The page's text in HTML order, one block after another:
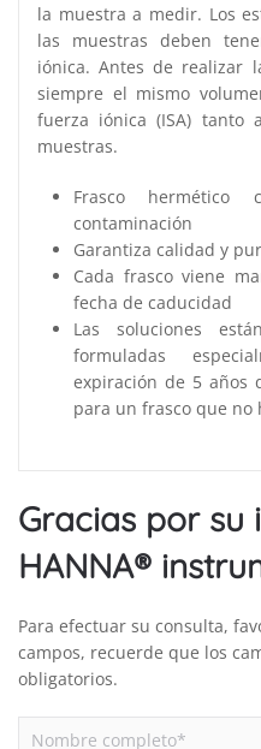
la muestra a medir. Los
las muestras deben
iónica. Antes de realizar
siempre el mismo
fuerza iónica (ISA) tanto
muestras.
Frasco
contaminación
Garantiza calidad y
Cada frasco viene
fecha de caducidad
Las soluciones
formuladas
expiración de 5 años
para un frasco que no
Gracias por su
HANNA®
Para efectuar su consulta,
campos, recuerde que los
obligatorios.